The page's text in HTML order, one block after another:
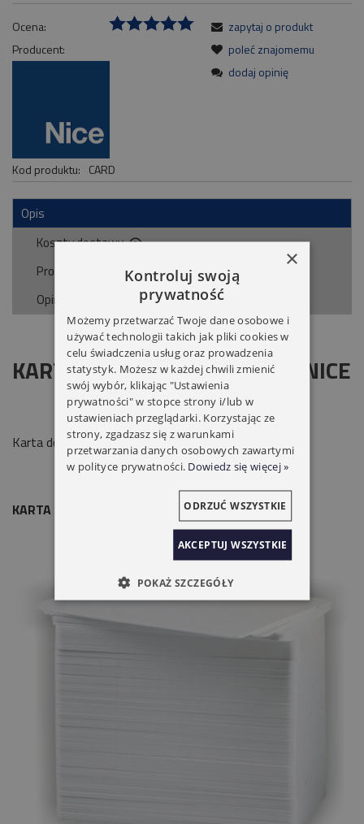
Ocena:
Producent:
Kod produktu: CARD
zapytaj o produkt
poleć znajomemu
dodaj opinię
Opis
Koszty dostawy
Cena nie zawiera ewentualnych kosztów płatności
Produkty powiązane
Opinie o produkcie (0)
KARTA DO WIDEOMONITORA NICE
Karta do stacji bramowej z czytnikiem.
KARTA DO WIDEOMONITORA NICE
×
Kontroluj swoją
prywatność
Możemy przetwarzać Twoje dane osobowe i
używać technologii takich jak pliki cookies w
celu świadczenia usług oraz prowadzenia
statystyk. Możesz w każdej chwili zmienić
swój wybór, klikając "Ustawienia
prywatności" w stopce strony i/lub w
ustawieniach przeglądarki. Korzystając ze
strony, zgadzasz się z warunkami
przetwarzania danych osobowych zawartymi
w polityce prywatności. Dowiedz się więcej »
AKCEPTUJ WSZYSTKIE
ODRZUĆ WSZYSTKIE
POKAŻ SZCZEGÓŁY